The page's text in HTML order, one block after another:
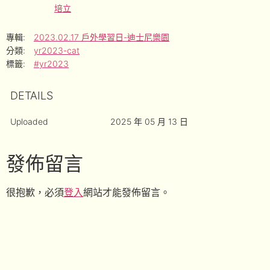
培立
專輯:
2023.02.17 戶外學習日-迪士尼樂園
分類:
yr2023-cat
標籤:
#yr2023
DETAILS
Uploaded 2025 年 05 月 13 日
發佈留言
很抱歉，必須登入網站才能發佈留言。